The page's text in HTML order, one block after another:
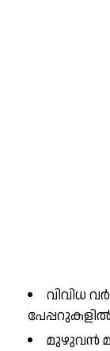
വിവിധ
മുഴുവൻ